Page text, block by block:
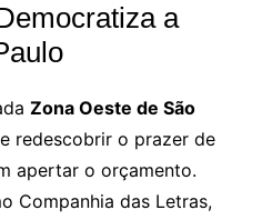
a
Zona Oeste de São
redescobrir o prazer de
apertar o orçamento.
Companhia das Letras,